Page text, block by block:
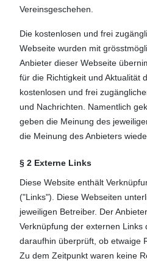
Vereinsgeschehen.
Die kostenlosen und frei
Webseite wurden mit
Anbieter dieser Webseite
für die Richtigkeit und Aktualität
kostenlosen und frei
und Nachrichten. Namentlich
geben die Meinung des
die Meinung des Anbieters
§ 2 Externe Links
Diese Website enthält
("Links"). Diese Webseiten
jeweiligen Betreiber. Der
Verknüpfung der externen Links
daraufhin überprüft, ob etwaige
Zu dem Zeitpunkt waren keine